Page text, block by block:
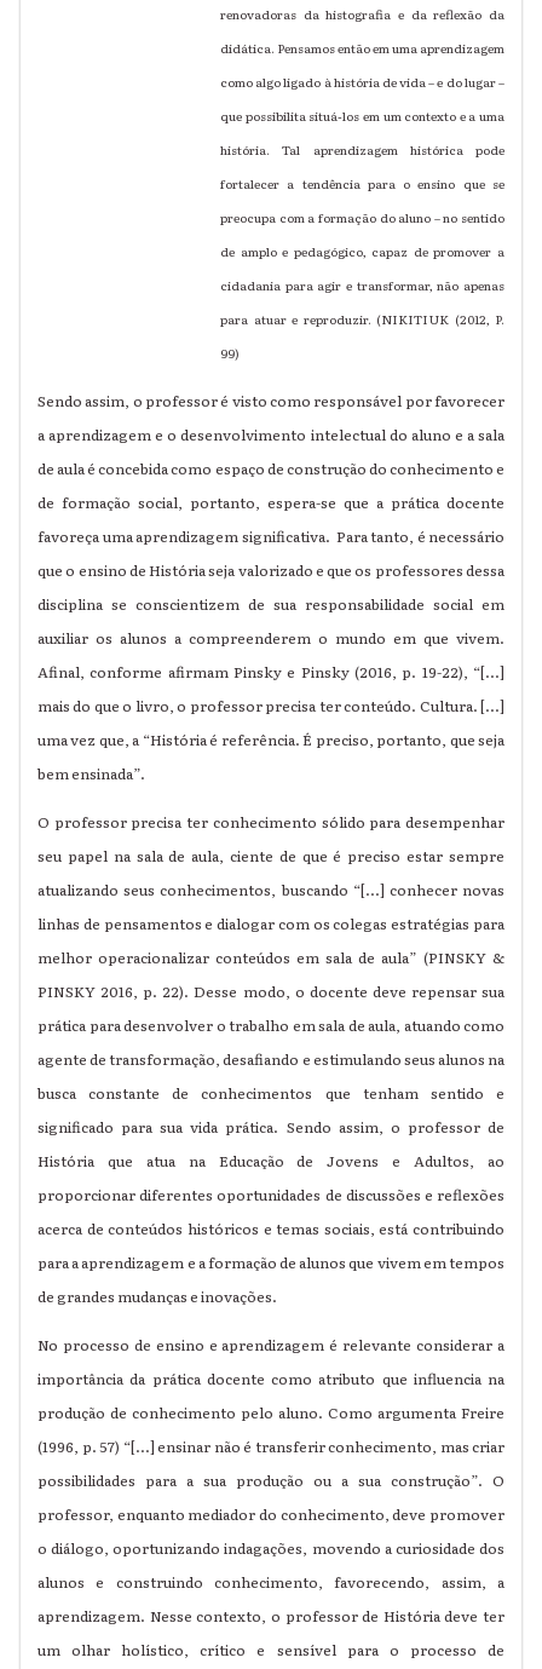
renovadoras da histografia e da reflexão da
didática. Pensamos então em uma aprendizagem
como algo ligado à história de vida – e do lugar –
que possibilita situá-los em um contexto e a uma
história. Tal aprendizagem histórica pode
fortalecer a tendência para o ensino que se
preocupa com a formação do aluno – no sentido
de amplo e pedagógico, capaz de promover a
cidadania para agir e transformar, não apenas
para atuar e reproduzir. (NIKITIUK (2012, P.
99)
Sendo assim, o professor é visto como responsável por favorecer
a aprendizagem e o desenvolvimento intelectual do aluno e a sala
de aula é concebida como espaço de construção do conhecimento e
de formação social, portanto, espera-se que a prática docente
favoreça uma aprendizagem significativa. Para tanto, é necessário
que o ensino de História seja valorizado e que os professores dessa
disciplina se conscientizem de sua responsabilidade social em
auxiliar os alunos a compreenderem o mundo em que vivem.
Afinal, conforme afirmam Pinsky e Pinsky (2016, p. 19-22), “[...]
mais do que o livro, o professor precisa ter conteúdo. Cultura. [...]
uma vez que, a “História é referência. É preciso, portanto, que seja
bem ensinada”.
O professor precisa ter conhecimento sólido para desempenhar
seu papel na sala de aula, ciente de que é preciso estar sempre
atualizando seus conhecimentos, buscando “[...] conhecer novas
linhas de pensamentos e dialogar com os colegas estratégias para
melhor operacionalizar conteúdos em sala de aula” (PINSKY &
PINSKY 2016, p. 22). Desse modo, o docente deve repensar sua
prática para desenvolver o trabalho em sala de aula, atuando como
agente de transformação, desafiando e estimulando seus alunos na
busca constante de conhecimentos que tenham sentido e
significado para sua vida prática. Sendo assim, o professor de
História que atua na Educação de Jovens e Adultos, ao
proporcionar diferentes oportunidades de discussões e reflexões
acerca de conteúdos históricos e temas sociais, está contribuindo
para a aprendizagem e a formação de alunos que vivem em tempos
de grandes mudanças e inovações.
No processo de ensino e aprendizagem é relevante considerar a
importância da prática docente como atributo que influencia na
produção de conhecimento pelo aluno. Como argumenta Freire
(1996, p. 57) “[...] ensinar não é transferir conhecimento, mas criar
possibilidades para a sua produção ou a sua construção”. O
professor, enquanto mediador do conhecimento, deve promover
o diálogo, oportunizando indagações, movendo a curiosidade dos
alunos e construindo conhecimento, favorecendo, assim, a
aprendizagem. Nesse contexto, o professor de História deve ter
um olhar holístico, crítico e sensível para o processo de